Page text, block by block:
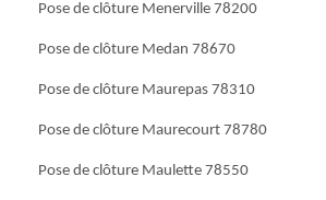
Pose de clôture Menerville 78200
Pose de clôture Medan 78670
Pose de clôture Maurepas 78310
Pose de clôture Maurecourt 78780
Pose de clôture Maulette 78550